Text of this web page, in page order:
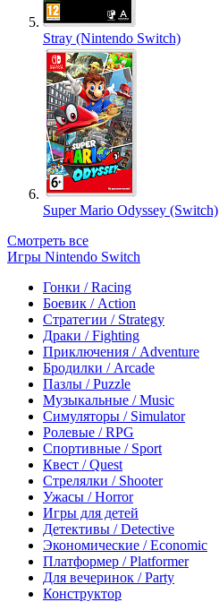
Stray (Nintendo Switch)
Super Mario Odyssey (Switch)
Смотреть все
Игры Nintendo Switch
Гонки / Racing
Боевик / Action
Стратегии / Strategy
Драки / Fighting
Приключения / Adventure
Бродилки / Arcade
Пазлы / Puzzle
Музыкальные / Music
Симуляторы / Simulator
Ролевые / RPG
Спортивные / Sport
Квест / Quest
Стрелялки / Shooter
Ужасы / Horror
Игры для детей
Детективы / Detective
Экономические / Economic
Платформер / Platformer
Для вечеринок / Party
Конструктор